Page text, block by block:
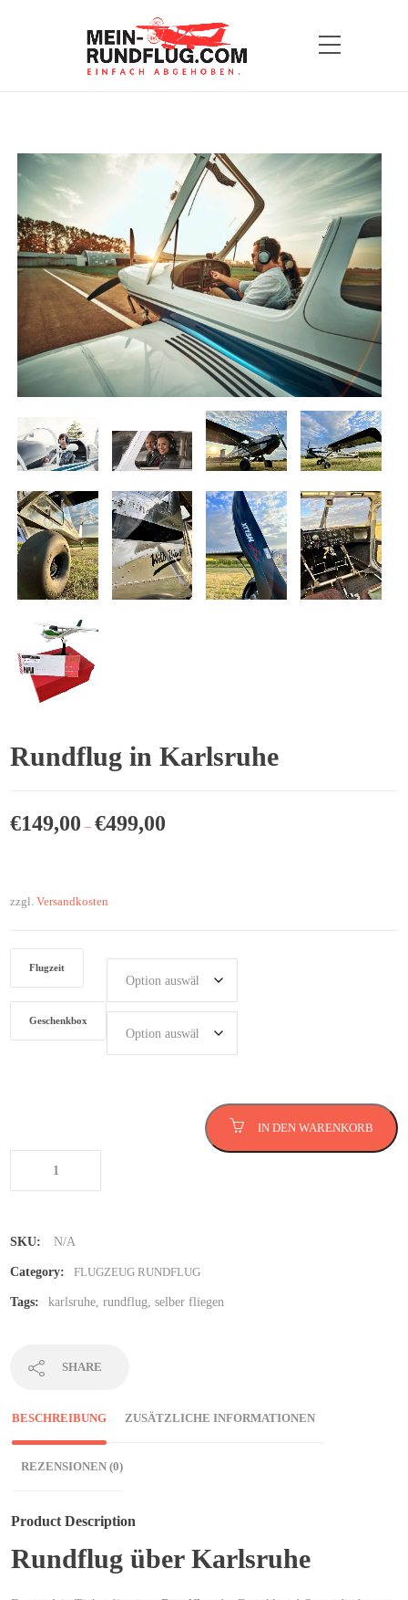
Rundflug in Karlsruhe
€149,00 –€499,00
zzgl.Versandkosten
Flugzeit
Geschenkbox
IN DEN WARENKORB
SKU: N/A
Category: FLUGZEUG RUNDFLUG
Tags: karlsruhe,rundflug,selber fliegen
SHARE
BESCHREIBUNG ZUSÄTZLICHE INFORMATIONEN
REZENSIONEN (0)
Product Description
Rundflug über Karlsruhe